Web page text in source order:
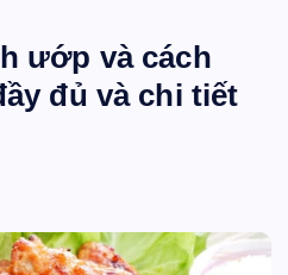
ướp và cách
đủ và chi tiết